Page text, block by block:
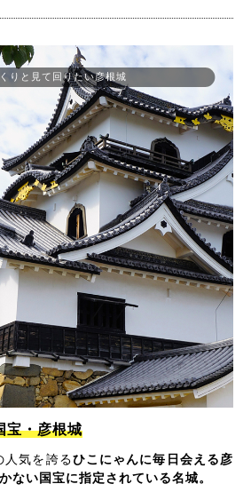
りと見て回りたい彦根城
宝・彦根城
人気を誇るひこにゃんに毎日会える彦
ない国宝に指定されている名城。